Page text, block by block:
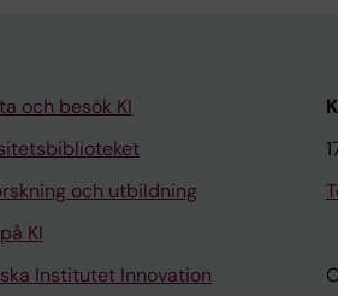
och besök KI
och utbildning
KI
Institutet Innovation